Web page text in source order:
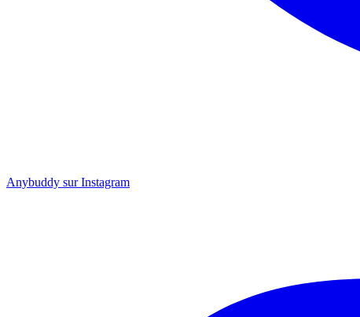
Anybuddy sur Instagram